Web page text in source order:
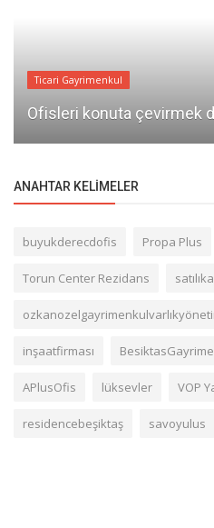
Ticari Gayrimenkul
Ofisleri konuta çevirmek
ANAHTAR KELIMELER
buyukderecdofis Propa Plus
Torun Center Rezidans
inşaatfirması
APlusOfis lüksevler VOP
residencebeşiktaş savoyulus